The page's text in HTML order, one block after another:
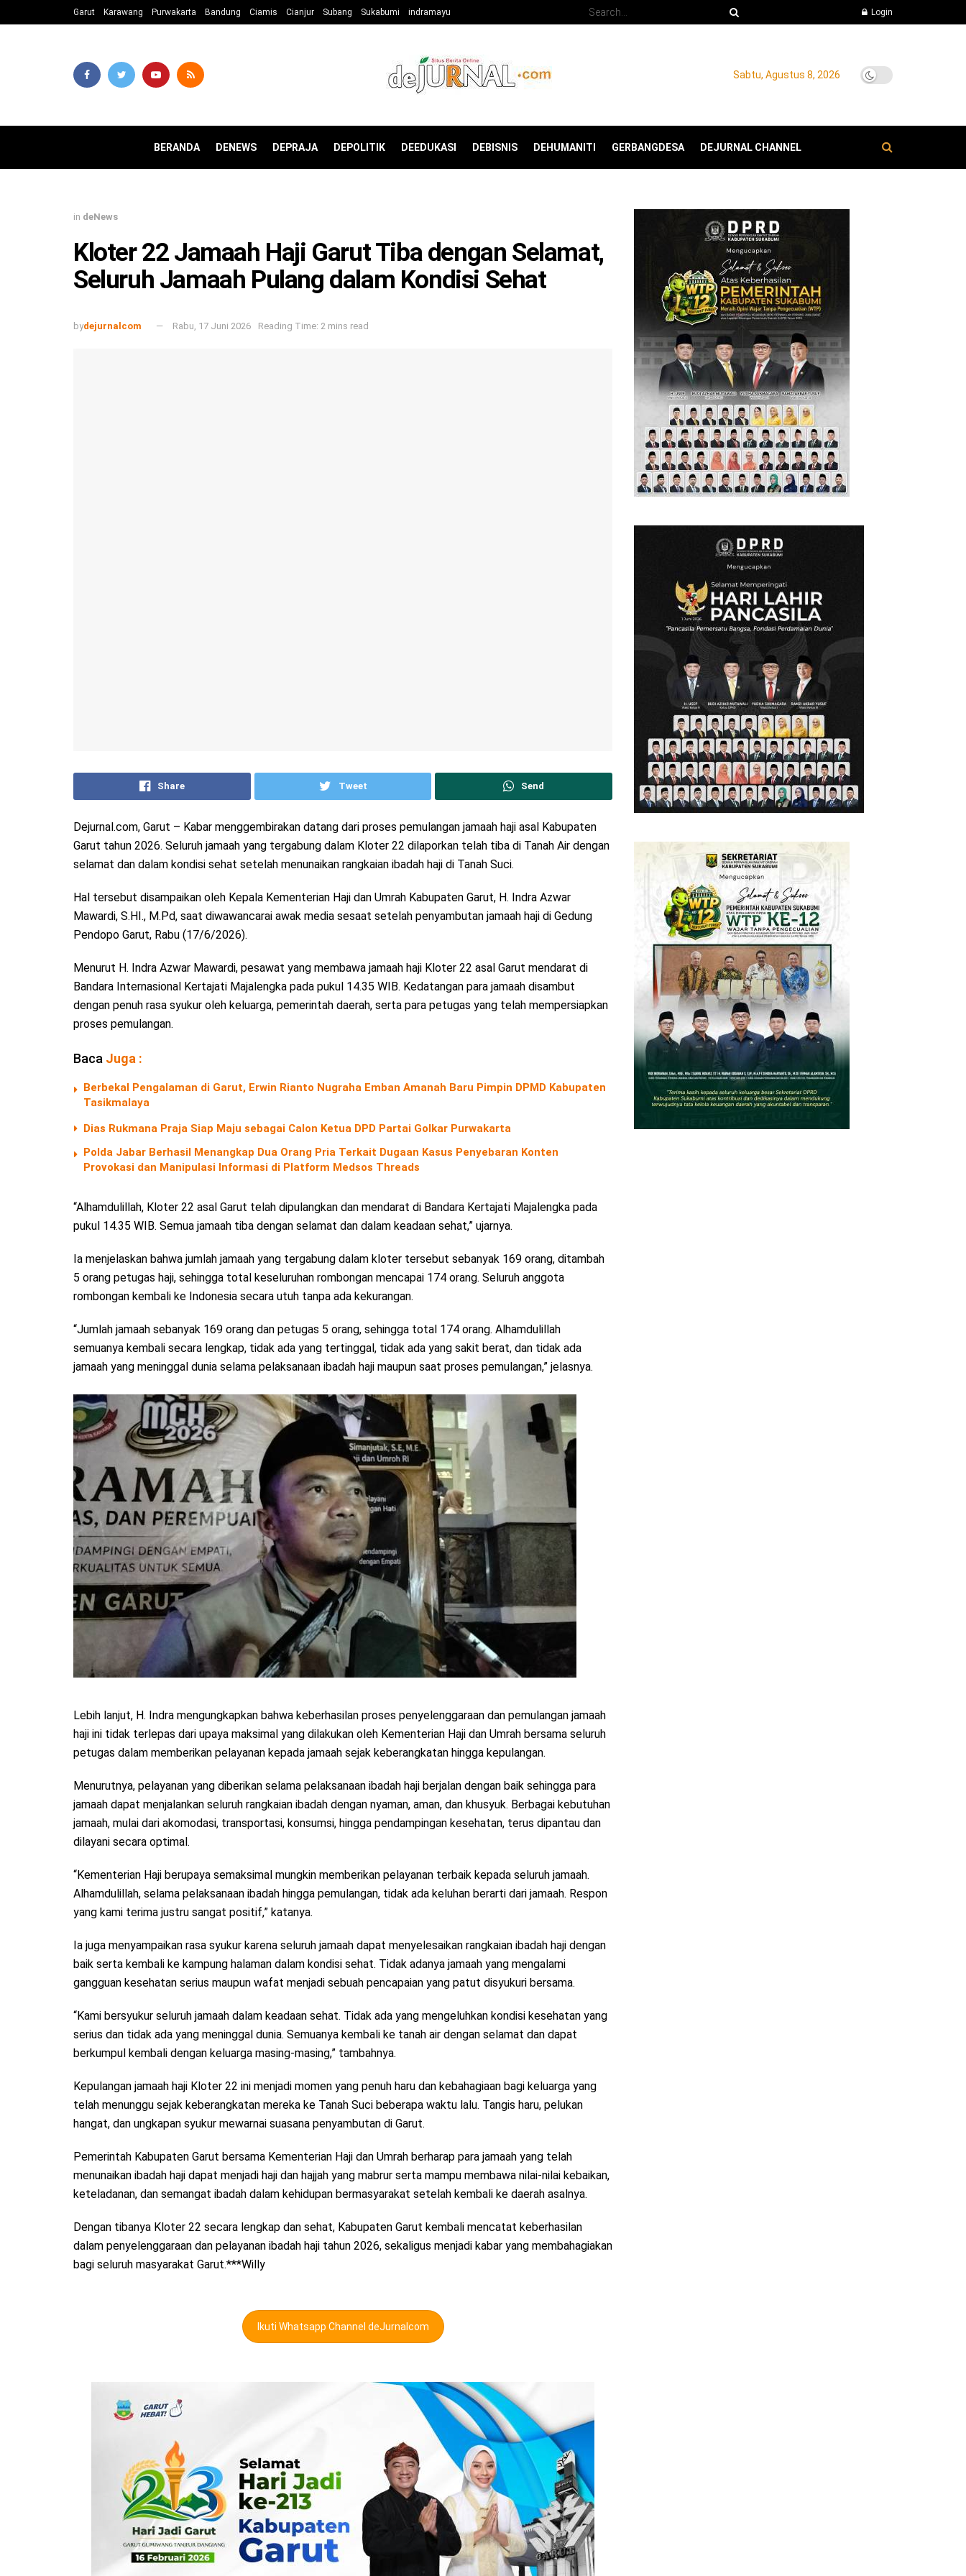
Garut Karawang Purwakarta Bandung Ciamis Cianjur Subang Sukabumi indramayu Login
Sabtu, Agustus 8, 2026
BERANDA DENEWS DEPRAJA DEPOLITIK DEEDUKASI DEBISNIS DEHUMANITI GERBANGDESA DEJURNAL CHANNEL
in deNews
Kloter 22 Jamaah Haji Garut Tiba dengan Selamat,
Seluruh Jamaah Pulang dalam Kondisi Sehat
bydejurnalcom Rabu, 17 Juni 2026 Reading Time: 2 mins read
Share Tweet Send
Dejurnal.com, Garut – Kabar menggembirakan datang dari proses pemulangan jamaah haji asal Kabupaten
Garut tahun 2026. Seluruh jamaah yang tergabung dalam Kloter 22 dilaporkan telah tiba di Tanah Air dengan
selamat dan dalam kondisi sehat setelah menunaikan rangkaian ibadah haji di Tanah Suci.
Hal tersebut disampaikan oleh Kepala Kementerian Haji dan Umrah Kabupaten Garut, H. Indra Azwar
Mawardi, S.HI., M.Pd, saat diwawancarai awak media sesaat setelah penyambutan jamaah haji di Gedung
Pendopo Garut, Rabu (17/6/2026).
Menurut H. Indra Azwar Mawardi, pesawat yang membawa jamaah haji Kloter 22 asal Garut mendarat di
Bandara Internasional Kertajati Majalengka pada pukul 14.35 WIB. Kedatangan para jamaah disambut
dengan penuh rasa syukur oleh keluarga, pemerintah daerah, serta para petugas yang telah mempersiapkan
proses pemulangan.
Baca Juga :
Berbekal Pengalaman di Garut, Erwin Rianto Nugraha Emban Amanah Baru Pimpin DPMD Kabupaten
Tasikmalaya
Dias Rukmana Praja Siap Maju sebagai Calon Ketua DPD Partai Golkar Purwakarta
Polda Jabar Berhasil Menangkap Dua Orang Pria Terkait Dugaan Kasus Penyebaran Konten
Provokasi dan Manipulasi Informasi di Platform Medsos Threads
“Alhamdulillah, Kloter 22 asal Garut telah dipulangkan dan mendarat di Bandara Kertajati Majalengka pada
pukul 14.35 WIB. Semua jamaah tiba dengan selamat dan dalam keadaan sehat,” ujarnya.
Ia menjelaskan bahwa jumlah jamaah yang tergabung dalam kloter tersebut sebanyak 169 orang, ditambah
5 orang petugas haji, sehingga total keseluruhan rombongan mencapai 174 orang. Seluruh anggota
rombongan kembali ke Indonesia secara utuh tanpa ada kekurangan.
“Jumlah jamaah sebanyak 169 orang dan petugas 5 orang, sehingga total 174 orang. Alhamdulillah
semuanya kembali secara lengkap, tidak ada yang tertinggal, tidak ada yang sakit berat, dan tidak ada
jamaah yang meninggal dunia selama pelaksanaan ibadah haji maupun saat proses pemulangan,” jelasnya.
Lebih lanjut, H. Indra mengungkapkan bahwa keberhasilan proses penyelenggaraan dan pemulangan jamaah
haji ini tidak terlepas dari upaya maksimal yang dilakukan oleh Kementerian Haji dan Umrah bersama seluruh
petugas dalam memberikan pelayanan kepada jamaah sejak keberangkatan hingga kepulangan.
Menurutnya, pelayanan yang diberikan selama pelaksanaan ibadah haji berjalan dengan baik sehingga para
jamaah dapat menjalankan seluruh rangkaian ibadah dengan nyaman, aman, dan khusyuk. Berbagai kebutuhan
jamaah, mulai dari akomodasi, transportasi, konsumsi, hingga pendampingan kesehatan, terus dipantau dan
dilayani secara optimal.
“Kementerian Haji berupaya semaksimal mungkin memberikan pelayanan terbaik kepada seluruh jamaah.
Alhamdulillah, selama pelaksanaan ibadah hingga pemulangan, tidak ada keluhan berarti dari jamaah. Respon
yang kami terima justru sangat positif,” katanya.
Ia juga menyampaikan rasa syukur karena seluruh jamaah dapat menyelesaikan rangkaian ibadah haji dengan
baik serta kembali ke kampung halaman dalam kondisi sehat. Tidak adanya jamaah yang mengalami
gangguan kesehatan serius maupun wafat menjadi sebuah pencapaian yang patut disyukuri bersama.
“Kami bersyukur seluruh jamaah dalam keadaan sehat. Tidak ada yang mengeluhkan kondisi kesehatan yang
serius dan tidak ada yang meninggal dunia. Semuanya kembali ke tanah air dengan selamat dan dapat
berkumpul kembali dengan keluarga masing-masing,” tambahnya.
Kepulangan jamaah haji Kloter 22 ini menjadi momen yang penuh haru dan kebahagiaan bagi keluarga yang
telah menunggu sejak keberangkatan mereka ke Tanah Suci beberapa waktu lalu. Tangis haru, pelukan
hangat, dan ungkapan syukur mewarnai suasana penyambutan di Garut.
Pemerintah Kabupaten Garut bersama Kementerian Haji dan Umrah berharap para jamaah yang telah
menunaikan ibadah haji dapat menjadi haji dan hajjah yang mabrur serta mampu membawa nilai-nilai kebaikan,
keteladanan, dan semangat ibadah dalam kehidupan bermasyarakat setelah kembali ke daerah asalnya.
Dengan tibanya Kloter 22 secara lengkap dan sehat, Kabupaten Garut kembali mencatat keberhasilan
dalam penyelenggaraan dan pelayanan ibadah haji tahun 2026, sekaligus menjadi kabar yang membahagiakan
bagi seluruh masyarakat Garut.***Willy
Ikuti Whatsapp Channel deJurnalcom